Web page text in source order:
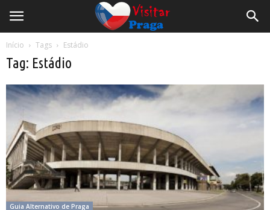
Início Tags Estádio
Tag: Estádio
Guia Alternativo de Praga